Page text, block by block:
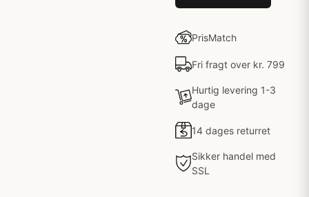
PrisMatch
Fri fragt over kr. 799
Hurtig levering 1-3
dage
14 dages returret
Sikker handel med
SSL